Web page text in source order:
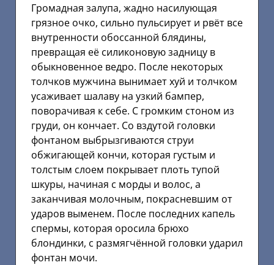
Громадная залупа, жадно насилующая
грязное очко, сильно пульсирует и рвёт все
внутренности обоссанной блядины,
превращая её силиконовую задницу в
обыкновенное ведро. После некоторых
толчков мужчина вынимает хуй и толчком
усаживает шалаву на узкий бампер,
поворачивая к себе. С громким стоном из
груди, он кончает. Со вздутой головки
фонтаном выбрызгиваются струи
обжигающей кончи, которая густым и
толстым слоем покрывает плоть тупой
шкуры, начиная с морды и волос, а
заканчивая молочным, покрасневшим от
ударов выменем. После последних капель
спермы, которая оросила брюхо
блондинки, с размягчённой головки ударил
фонтан мочи.